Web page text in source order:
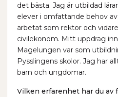
det bästa. Jag är utbildad
elever i omfattande behov
arbetat som rektor och
civilekonom. Mitt uppdrag
Magelungen var som
Pysslingens skolor. Jag har
barn och ungdomar.
Vilken erfarenhet har du av